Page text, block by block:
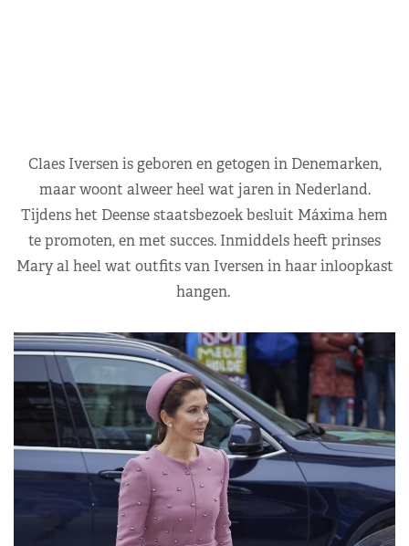
Claes Iversen is geboren en getogen in Denemarken,
maar woont alweer heel wat jaren in Nederland.
Tijdens het Deense staatsbezoek besluit Máxima hem
te promoten, en met succes. Inmiddels heeft prinses
Mary al heel wat outfits van Iversen in haar inloopkast
hangen.